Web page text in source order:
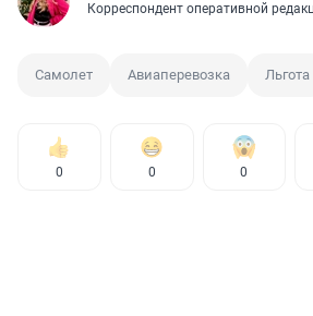
Корреспондент оперативной
Самолет Авиаперевозка Льгота
0 0 0